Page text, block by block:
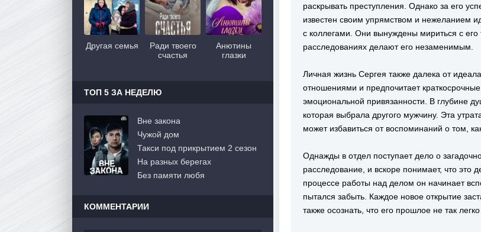
раскрывать преступления. Однако за его
известен своим упрямством и нежеланием
с коллегами. Они вынуждены мириться с
расследованиях делают его незаменимым.
Личная жизнь Сергея также далека от
отношениями и предпочитает
эмоциональной привязанности. В глубине
которая выбрала другого мужчину. Эта
может избавиться от воспоминаний о том,
Однажды в отдел поступает дело о
расследование, и вскоре понимает, что
процессе работы над делом он начинает
пытался забыть. Каждое новое открытие
также осознать, что его прошлое не так легко
Другая семья
Ради твоего
счастья
Анютины
глазки
ТОП 5 ЗА НЕДЕЛЮ
Вне закона
Чужой дом
Такси под прикрытием 2 сезон
На разных берегах
Без памяти любя
КОММЕНТАРИИ